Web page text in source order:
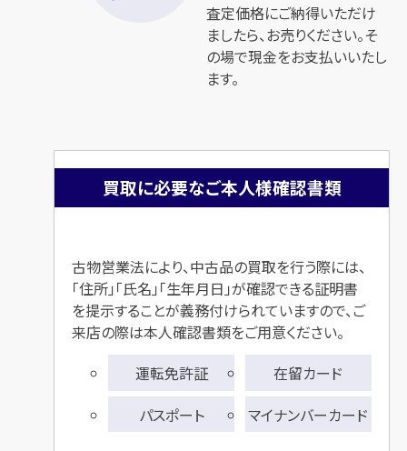
査定価格にご納得いただけ
ましたら、お売りください。そ
の場で現金をお支払いいたし
ます。
買取に必要なご本人様確認書類
古物営業法により、中古品の買取を行う際には、
「住所」「氏名」「生年月日」が確認できる証明書
を提示することが義務付けられていますので、ご
来店の際は本人確認書類をご用意ください。
運転免許証
在留カード
パスポート
マイナンバーカード